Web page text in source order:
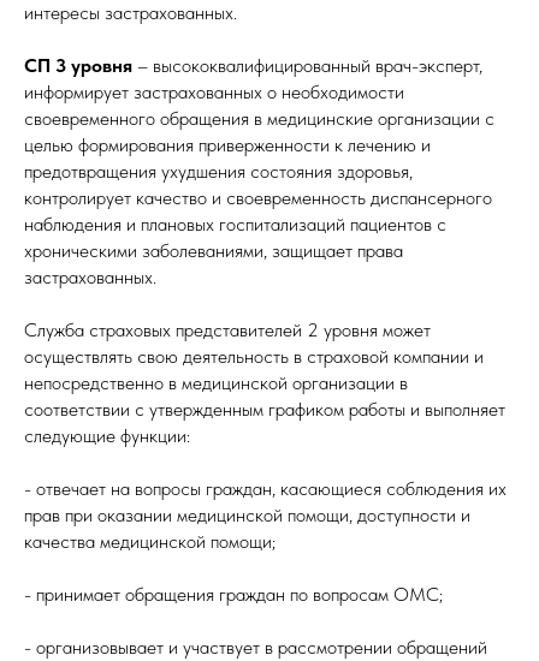
интересы застрахованных.
СП 3 уровня – высококвалифицированный врач-эксперт,
информирует застрахованных о необходимости
своевременного обращения в медицинские организации с
целью формирования приверженности к лечению и
предотвращения ухудшения состояния здоровья,
контролирует качество и своевременность диспансерного
наблюдения и плановых госпитализаций пациентов с
хроническими заболеваниями, защищает права
застрахованных.
Служба страховых представителей 2 уровня может
осуществлять свою деятельность в страховой компании и
непосредственно в медицинской организации в
соответствии с утвержденным графиком работы и выполняет
следующие функции:
- отвечает на вопросы граждан, касающиеся соблюдения их
прав при оказании медицинской помощи, доступности и
качества медицинской помощи;
- принимает обращения граждан по вопросам ОМС;
- организовывает и участвует в рассмотрении обращений